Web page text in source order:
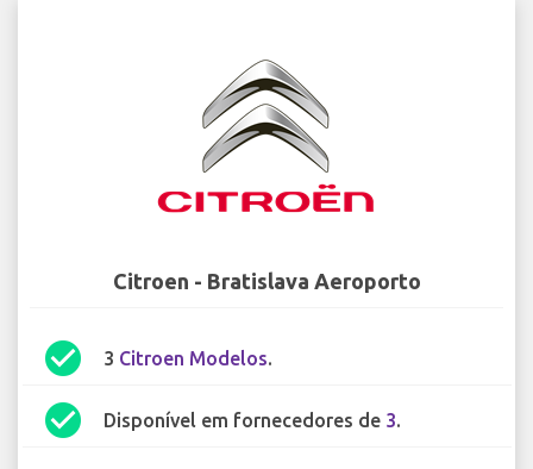
Citroen - Bratislava Aeroporto
check_circle 3 Citroen Modelos.
check_circle Disponível em fornecedores de 3.